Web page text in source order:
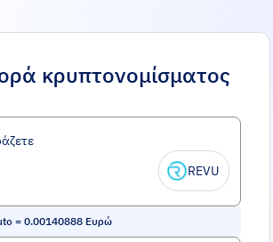
κρυπτονομίσματος
REVU
= 0.00140888 Ευρώ